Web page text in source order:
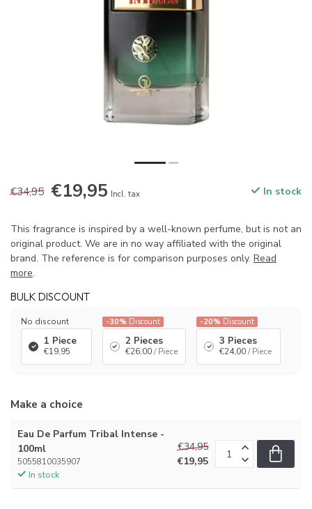
€34,95 €19,95 Incl. tax In stock
This fragrance is inspired by a well-known perfume, but is not an
original product. We are in no way affiliated with the original
brand. The reference is for comparison purposes only. Read
more.
BULK DISCOUNT
No discount
1 Piece
€19,95
-30% Discount
2 Pieces
€26,00 / Piece
-20% Discount
3 Pieces
€24,00 / Piece
Make a choice
Eau De Parfum Tribal Intense -
100ml
5055810035907
In stock
€34,95
€19,95